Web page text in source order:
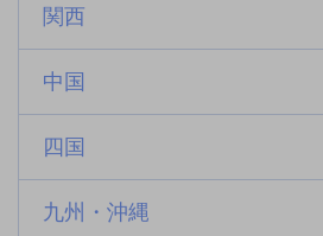
関西
中国
四国
九州・沖縄